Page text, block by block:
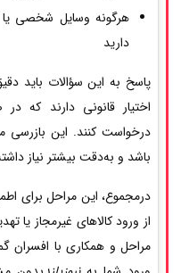
هرگونه وسایل شخصی یا
دارید
پاسخ به این سؤالات باید
اختیار قانونی دارند که
درخواست کنند. این بازرسی
باشد و به‌دقت بیشتر نیاز
درمجموع، این مراحل برای
از ورود کالاهای غیرمجاز یا
مراحل و همکاری با